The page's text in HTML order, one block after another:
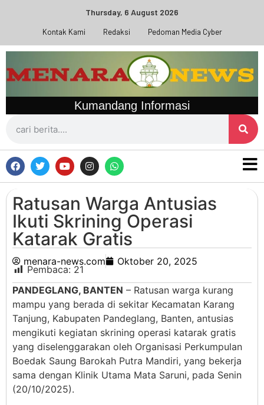
Thursday, 6 August 2026
Kontak Kami Redaksi Pedoman Media Cyber
Kumandang Informasi
Ratusan Warga Antusias
Ikuti Skrining Operasi
Katarak Gratis
menara-news.com Oktober 20, 2025
Pembaca: 21
PANDEGLANG, BANTEN – Ratusan warga kurang
mampu yang berada di sekitar Kecamatan Karang
Tanjung, Kabupaten Pandeglang, Banten, antusias
mengikuti kegiatan skrining operasi katarak gratis
yang diselenggarakan oleh Organisasi Perkumpulan
Boedak Saung Barokah Putra Mandiri, yang bekerja
sama dengan Klinik Utama Mata Saruni, pada Senin
(20/10/2025).